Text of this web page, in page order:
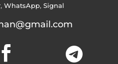
, WhatsApp, Signal
 